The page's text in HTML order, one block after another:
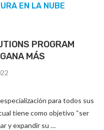
EN LA NUBE
PROGRAM
MÁS
para todos sus
tiene como objetivo “ser
y expandir su …